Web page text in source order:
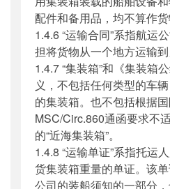
配件和备用品，均不算作货
1.4.6 “运输合同”系指航运
担将货物从一个地方运输到
1.4.7 “集装箱”和《集装箱
义，不包括任何类型的车
的集装箱。也不包括根据
MSC/Circ.860通函要求不
的“近海集装箱”。
1.4.8 “运输单证”系指托运
货集装箱重量的单证。该
公司的装船须知的一部分